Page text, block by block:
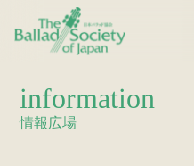
information
情報広場